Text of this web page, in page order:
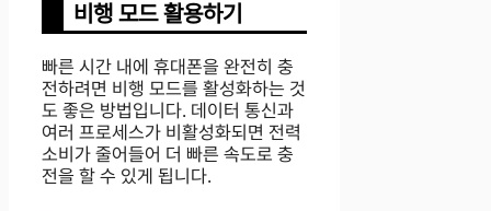
비행 모드 활용하기
빠른 시간 내에 휴대폰을 완전히 충
전하려면 비행 모드를 활성화하는 것
도 좋은 방법입니다. 데이터 통신과
여러 프로세스가 비활성화되면 전력
소비가 줄어들어 더 빠른 속도로 충
전을 할 수 있게 됩니다.